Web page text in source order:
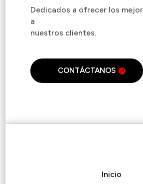
Dedicados a ofrecer los
a
nuestros clientes.
CONTÁCTANOS
Inicio